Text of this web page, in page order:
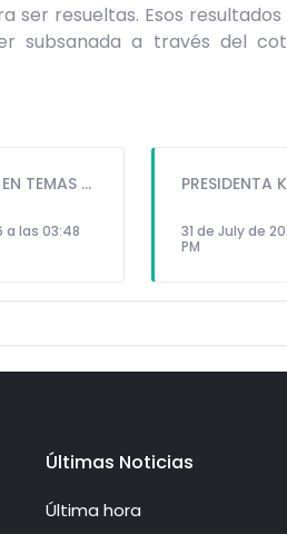
ser resueltas. Esos
subsanada a través del
JNE CAPACITÓ EN TEMAS ELECTORALES A MÁS DE SIETE MIL SERVIDORES DEL ESTADO
a las 03:48
31 de July de
PM
Últimas Noticias
Última hora